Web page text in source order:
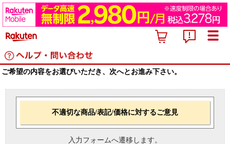
ご希望の内容をお選びいただき、次へとお進み下さい。
不適切な商品/表記/価格に対するご意見
入力フォームへ遷移します。